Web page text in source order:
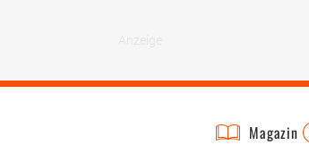
Magazin